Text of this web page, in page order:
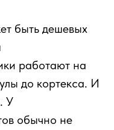
быть дешевых
работают на
до кортекса. И
У
обычно не